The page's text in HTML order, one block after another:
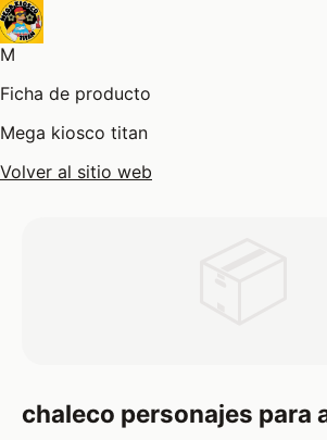
M
Ficha de producto
Mega kiosco titan
Volver al sitio web
chaleco personajes para